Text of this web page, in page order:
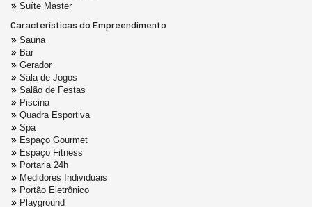
Suíte Master
Características do Empreendimento
Sauna
Bar
Gerador
Sala de Jogos
Salão de Festas
Piscina
Quadra Esportiva
Spa
Espaço Gourmet
Espaço Fitness
Portaria 24h
Medidores Individuais
Portão Eletrônico
Playground